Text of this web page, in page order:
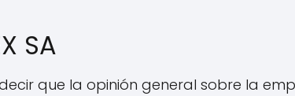
SA
que la opinión general sobre la